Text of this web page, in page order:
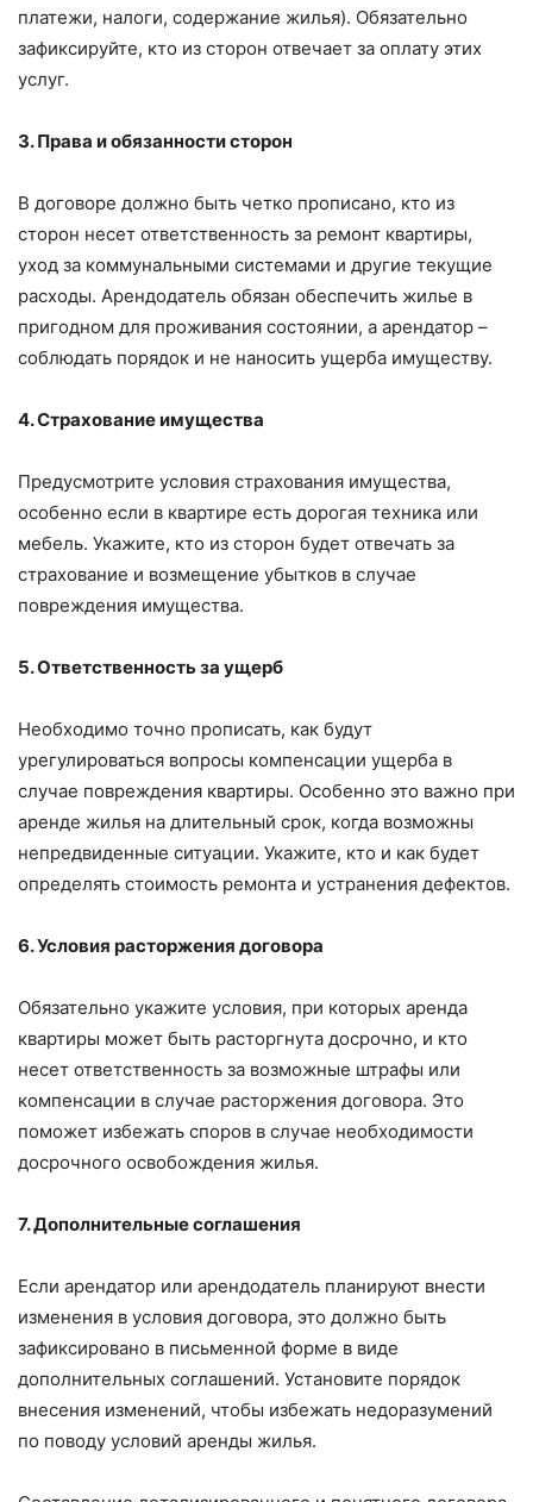
платежи, налоги, содержание жилья). Обязательно
зафиксируйте, кто из сторон отвечает за оплату этих
услуг.
3. Права и обязанности сторон
В договоре должно быть четко прописано, кто из
сторон несет ответственность за ремонт квартиры,
уход за коммунальными системами и другие текущие
расходы. Арендодатель обязан обеспечить жилье в
пригодном для проживания состоянии, а арендатор –
соблюдать порядок и не наносить ущерба имуществу.
4. Страхование имущества
Предусмотрите условия страхования имущества,
особенно если в квартире есть дорогая техника или
мебель. Укажите, кто из сторон будет отвечать за
страхование и возмещение убытков в случае
повреждения имущества.
5. Ответственность за ущерб
Необходимо точно прописать, как будут
урегулироваться вопросы компенсации ущерба в
случае повреждения квартиры. Особенно это важно при
аренде жилья на длительный срок, когда возможны
непредвиденные ситуации. Укажите, кто и как будет
определять стоимость ремонта и устранения дефектов.
6. Условия расторжения договора
Обязательно укажите условия, при которых аренда
квартиры может быть расторгнута досрочно, и кто
несет ответственность за возможные штрафы или
компенсации в случае расторжения договора. Это
поможет избежать споров в случае необходимости
досрочного освобождения жилья.
7. Дополнительные соглашения
Если арендатор или арендодатель планируют внести
изменения в условия договора, это должно быть
зафиксировано в письменной форме в виде
дополнительных соглашений. Установите порядок
внесения изменений, чтобы избежать недоразумений
по поводу условий аренды жилья.